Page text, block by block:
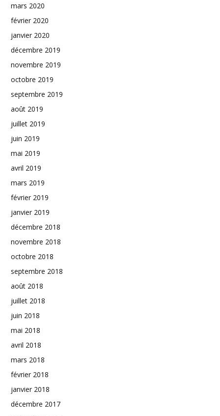
mars 2020
février 2020
janvier 2020
décembre 2019
novembre 2019
octobre 2019
septembre 2019
août 2019
juillet 2019
juin 2019
mai 2019
avril 2019
mars 2019
février 2019
janvier 2019
décembre 2018
novembre 2018
octobre 2018
septembre 2018
août 2018
juillet 2018
juin 2018
mai 2018
avril 2018
mars 2018
février 2018
janvier 2018
décembre 2017